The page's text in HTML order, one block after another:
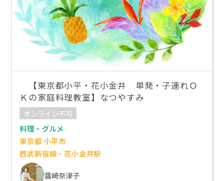
【東京都小平・花小金井 単発・子連れＯ
Ｋの家庭料理教室】なつやすみ
オンライン不可
料理・グルメ
東京都 小平市
西武新宿線・花小金井駅
露崎奈津子